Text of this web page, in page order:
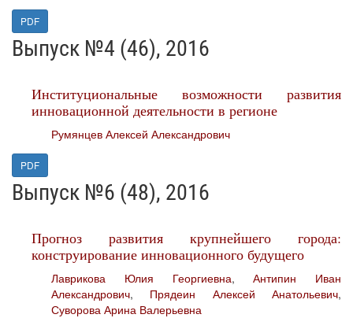
PDF
Выпуск №4 (46), 2016
Институциональные возможности развития
инновационной деятельности в регионе
Румянцев Алексей Александрович
PDF
Выпуск №6 (48), 2016
Прогноз развития крупнейшего города:
конструирование инновационного будущего
Лаврикова Юлия Георгиевна,Антипин Иван
Александрович, Прядеин Алексей Анатольевич,
Суворова Арина Валерьевна